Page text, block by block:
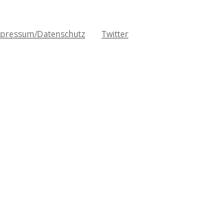
Datenschutz Twitter